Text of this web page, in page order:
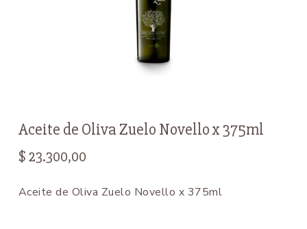
Aceite de Oliva Zuelo Novello x 375ml
$23.300,00
Aceite de Oliva Zuelo Novello x 375ml